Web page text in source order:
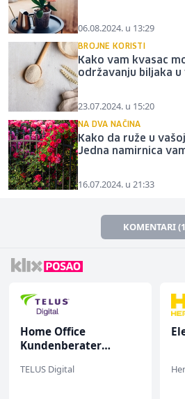
06.08.2024. u 13:29
BROJNE KORISTI
Kako vam kvasac
održavanju biljaka u
23.07.2024. u 15:20
NA DVA NAČINA
Kako da ruže u
Jedna namirnica
16.07.2024. u 21:33
KOMENTARI
Home Office
Kundenberater
renommiertes
TELUS Digital